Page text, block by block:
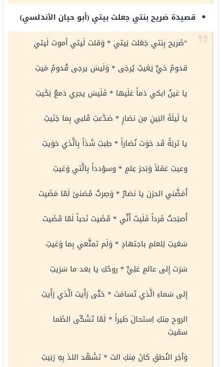
قصيدة ضريح بنتي جعلت بيتي (أبو حيان الأندلسي)
“ضَريح بِنتي جَعَلت بَيتي * وَقلت لَيتي أموت لَيتي
قدومُ حَيٍّ يَغيبُ يُرجَى * وَلَيسَ يرجى قُدومُ مَيتِ
يا عَينُ ابكي دَماً عَلَيها * فَلَيسَ يجري دَمعٌ بَكَيتِ
يا لَيلَةَ البَينِ مِن نضارٍ * صَدَّعتِ قَلبي بِما جَنَيتِ
يا تربَةً قَد حَوَت نُضاراً * طِبتِ شَذاً بِالَّذي حَوَيتِ
وعيتِ عَقلاً وَبَحرَ عِلمٍ * وسؤدداً بِالَّتي وَعَيتِ
أَمَضَّني الحزن يا نضارٌ * وَصِرتُ مُضنىً لَمّا مَضَيت
أَصبَحتُ فَرداً فَلَيتَ أَنِّي * قَضَيت نَحباً لَمّا قَضَيت
سَعَيتِ لِلعلمِ باجتهادٍ * وَلَم تمتَّعي بِما وَعَيتِ
سَرَت إِلى عالمٍ عَلِيٍّ * روحُكِ يا بعد ما سَرَيتِ
إِلى سَماءِ الَّذي تَسامَت * حَتّى رَأَيت الَّذي رَأَيتِ
الروح مِنكِ اِستحالَ طَيراً * لَمّا تَشَكّى الظَما
سقيتِ
وَآخِر النُطقِ كانَ مِنكِ الت * تشَهّد اللذ بِهِ رَبَيتِ